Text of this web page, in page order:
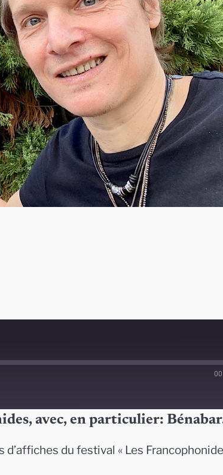
avec, en particulier:
du festival « Les